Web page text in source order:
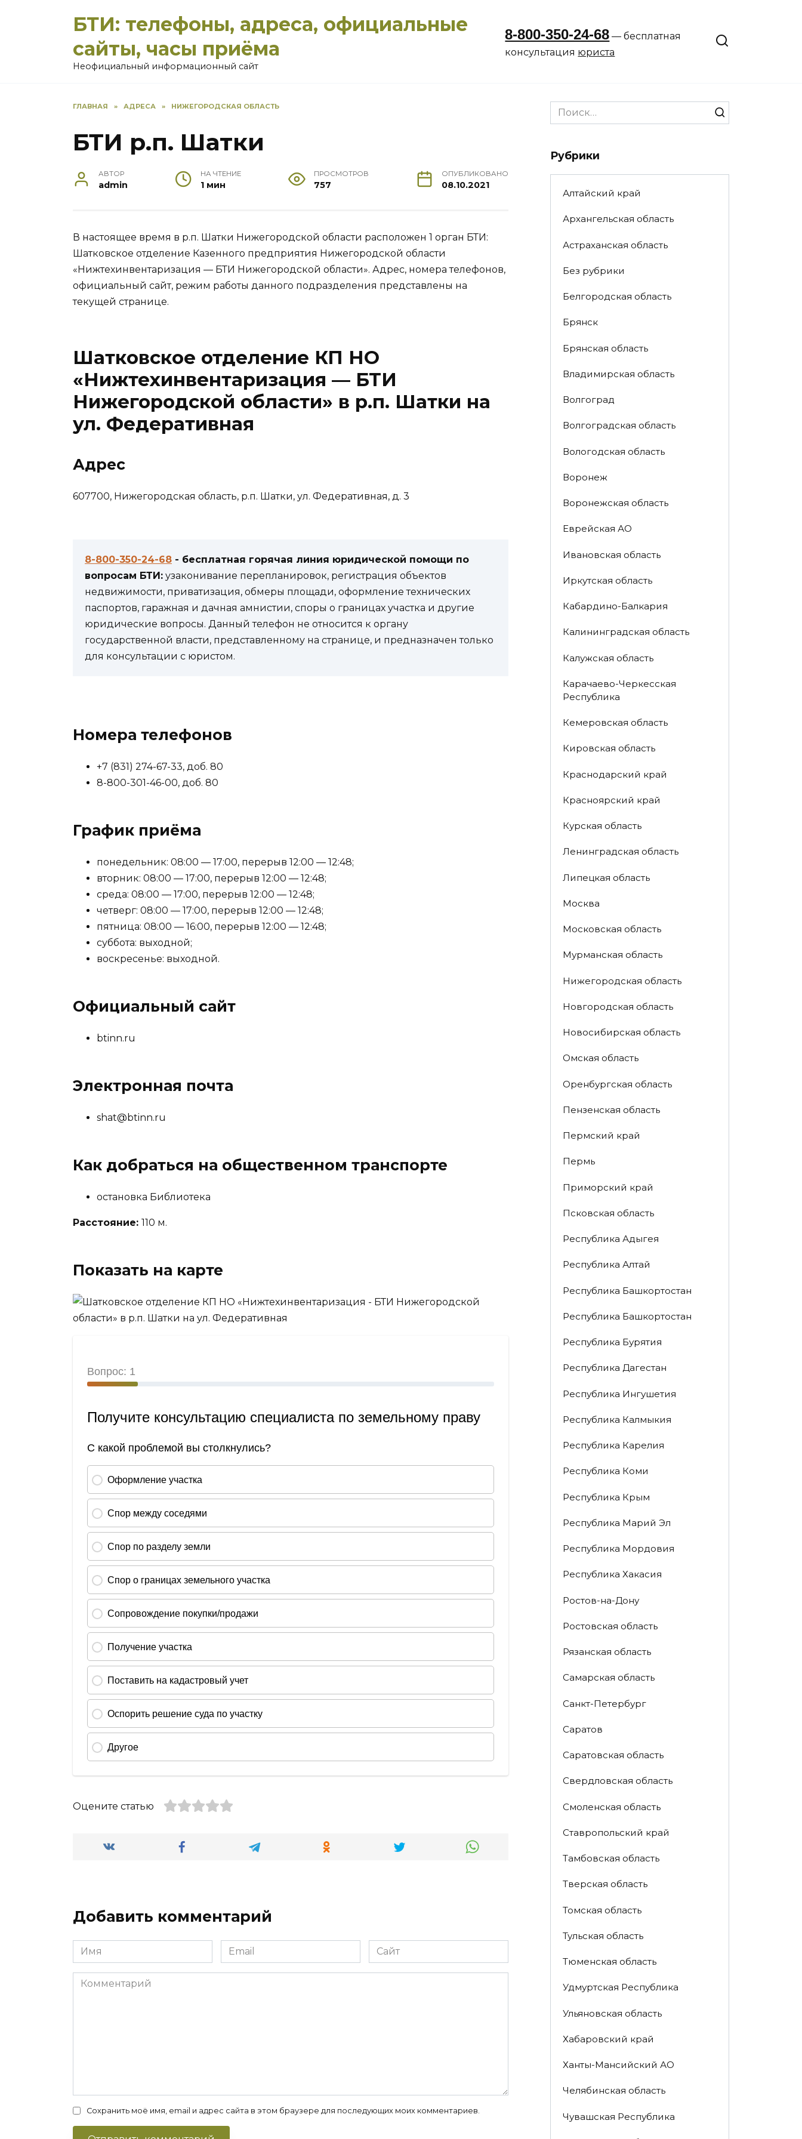
БТИ: телефоны, адреса, официальные
сайты, часы приёма
Неофициальный информационный сайт
8-800-350-24-68 — бесплатная
консультация юриста
ГЛАВНАЯ » АДРЕСА » НИЖЕГОРОДСКАЯ ОБЛАСТЬ
БТИ р.п. Шатки
АВТОР
admin
НА ЧТЕНИЕ
1 мин
ПРОСМОТРОВ
757
ОПУБЛИКОВАНО
08.10.2021
В настоящее время в р.п. Шатки Нижегородской области расположен 1 орган БТИ:
Шатковское отделение Казенного предприятия Нижегородской области
«Нижтехинвентаризация — БТИ Нижегородской области». Адрес, номера телефонов,
официальный сайт, режим работы данного подразделения представлены на
текущей странице.
Шатковское отделение КП НО
«Нижтехинвентаризация — БТИ
Нижегородской области» в р.п. Шатки на
ул. Федеративная
Адрес
607700, Нижегородская область, р.п. Шатки, ул. Федеративная, д. 3
8-800-350-24-68 - бесплатная горячая линия юридической помощи по
вопросам БТИ: узаконивание перепланировок, регистрация объектов
недвижимости, приватизация, обмеры площади, оформление технических
паспортов, гаражная и дачная амнистии, споры о границах участка и другие
юридические вопросы. Данный телефон не относится к органу
государственной власти, представленному на странице, и предназначен только
для консультации с юристом.
Номера телефонов
+7 (831) 274-67-33, доб. 80
8-800-301-46-00, доб. 80
График приёма
понедельник: 08:00 — 17:00, перерыв 12:00 — 12:48;
вторник: 08:00 — 17:00, перерыв 12:00 — 12:48;
среда: 08:00 — 17:00, перерыв 12:00 — 12:48;
четверг: 08:00 — 17:00, перерыв 12:00 — 12:48;
пятница: 08:00 — 16:00, перерыв 12:00 — 12:48;
суббота: выходной;
воскресенье: выходной.
Официальный сайт
btinn.ru
Электронная почта
shat@btinn.ru
Как добраться на общественном транспорте
остановка Библиотека
Расстояние: 110 м.
Показать на карте
Оцените статью
Добавить комментарий
Имя
*
Email
*
Сайт
Комментарий
Сохранить моё имя, email и адрес сайта в этом браузере для последующих моих комментариев.
Search
for:
Рубрики
Алтайский край
Архангельская область
Астраханская область
Без рубрики
Белгородская область
Брянск
Брянская область
Владимирская область
Волгоград
Волгоградская область
Вологодская область
Воронеж
Воронежская область
Еврейская АО
Ивановская область
Иркутская область
Кабардино-Балкария
Калининградская область
Калужская область
Карачаево-Черкесская
Республика
Кемеровская область
Кировская область
Краснодарский край
Красноярский край
Курская область
Ленинградская область
Липецкая область
Москва
Московская область
Мурманская область
Нижегородская область
Новгородская область
Новосибирская область
Омская область
Оренбургская область
Пензенская область
Пермский край
Пермь
Приморский край
Псковская область
Республика Адыгея
Республика Алтай
Республика Башкортостан
Республика Башкортостан
Республика Бурятия
Республика Дагестан
Республика Ингушетия
Республика Калмыкия
Республика Карелия
Республика Коми
Республика Крым
Республика Марий Эл
Республика Мордовия
Республика Хакасия
Ростов-на-Дону
Ростовская область
Рязанская область
Самарская область
Санкт-Петербург
Саратов
Саратовская область
Свердловская область
Смоленская область
Ставропольский край
Тамбовская область
Тверская область
Томская область
Тульская область
Тюменская область
Удмуртская Республика
Ульяновская область
Хабаровский край
Ханты-Мансийский АО
Челябинская область
Чувашская Республика